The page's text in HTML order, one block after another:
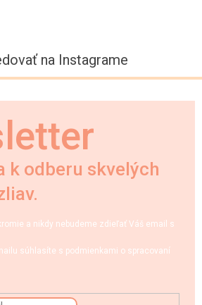
na Instagrame
k odberu skvelých
a nikdy nebudeme zdieľať Váš email s
súhlasíte s podmienkami o spracovaní